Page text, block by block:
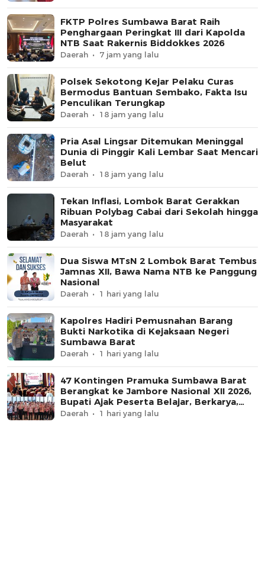
FKTP Polres Sumbawa Barat Raih
Penghargaan Peringkat III dari Kapolda
NTB Saat Rakernis Biddokkes 2026
Daerah 7 jam yang lalu
Polsek Sekotong Kejar Pelaku Curas
Bermodus Bantuan Sembako, Fakta Isu
Penculikan Terungkap
Daerah 18 jam yang lalu
Pria Asal Lingsar Ditemukan Meninggal
Dunia di Pinggir Kali Lembar Saat Mencari
Belut
Daerah 18 jam yang lalu
Tekan Inflasi, Lombok Barat Gerakkan
Ribuan Polybag Cabai dari Sekolah hingga
Masyarakat
Daerah 18 jam yang lalu
Dua Siswa MTsN 2 Lombok Barat Tembus
Jamnas XII, Bawa Nama NTB ke Panggung
Nasional
Daerah 1 hari yang lalu
Kapolres Hadiri Pemusnahan Barang
Bukti Narkotika di Kejaksaan Negeri
Sumbawa Barat
Daerah 1 hari yang lalu
47 Kontingen Pramuka Sumbawa Barat
Berangkat ke Jambore Nasional XII 2026,
Bupati Ajak Peserta Belajar, Berkarya,
dan Harumkan Nama Daerah
Daerah 1 hari yang lalu